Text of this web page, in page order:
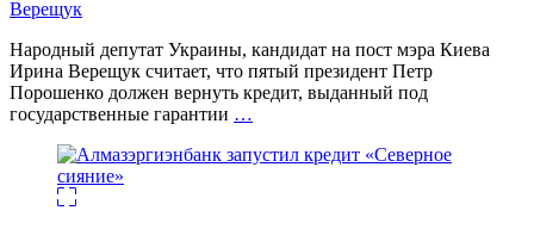
Верещук
Народный депутат Украины, кандидат на пост мэра Киева
Ирина Верещук считает, что пятый президент Петр
Порошенко должен вернуть кредит, выданный под
государственные гарантии …